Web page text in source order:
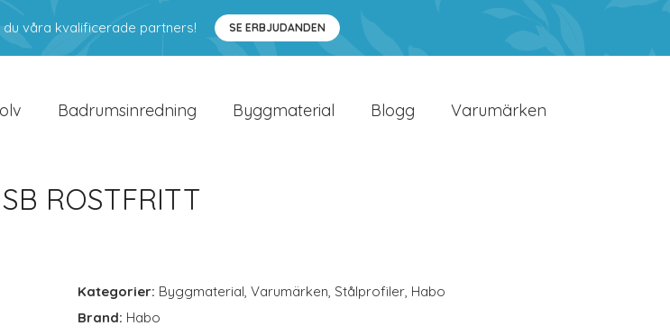
du våra kvalificerade partners! SE ERBJUDANDEN
Badrumsinredning Byggmaterial Blogg Varumärken
ROSTFRITT
Kategorier: Byggmaterial, Varumärken, Stålprofiler, Habo
Brand: Habo